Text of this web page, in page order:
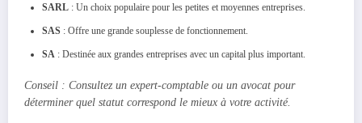
SARL : Un choix populaire pour les petites et moyennes entreprises.
SAS : Offre une grande souplesse de fonctionnement.
SA : Destinée aux grandes entreprises avec un capital plus important.
Conseil : Consultez un expert-comptable ou un avocat pour
déterminer quel statut correspond le mieux à votre activité.